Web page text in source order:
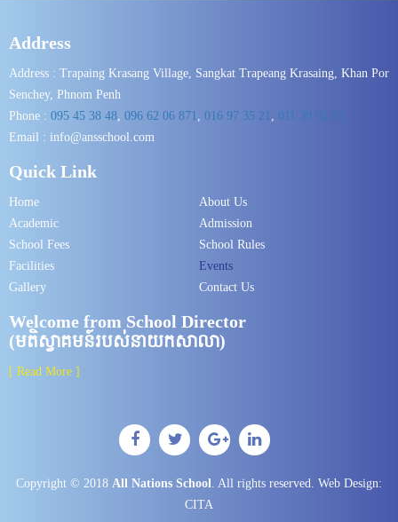
Address
Address : Trapaing Krasang Village, Sangkat Trapeang Krasaing, Khan Por
Senchey, Phnom Penh
Phone : 095 45 38 48 096 62 06 871 016​ 97 35 21
011​ 39 92 13
Email : info@ansschool.com
Quick Link
Home
About Us
Academic
Admission​​
School Fees
School Rules
Facilities
Events
Gallery
Contact Us
Welcome from School Director
(មតិស្វាគមន៍របស់នាយកសាលា)
[ Read More ]
Copyright © 2018 All Nations School . All rights reserved. Web Design:
CITA